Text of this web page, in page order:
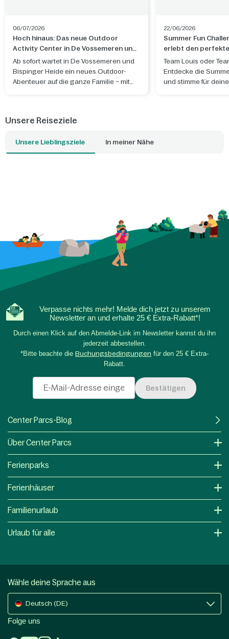
06/07/2026
Hoch hinaus: Das neue Outdoor
Activity Center in De Vossemeren und
Bispinger Heide ist eröffnet
Ab sofort wartet in De Vossemeren und
Bispinger Heide ein neues Outdoor-
Abenteuer auf die ganze Familie – mit
22/06/2026
Summer Fun
erlebt den
Team Louis oder
Entdecke die
und stimme für
Unsere Reiseziele
Unsere Lieblingsziele In meiner Nähe
Verpasse nichts mehr! Melde dich jetzt zu unserem
Newsletter an und erhalte 25 € Extra-Rabatt*!
Durch einen Klick auf den Abmelde-Link im Newsletter kannst du ihn
jederzeit abbestellen.
*Bitte beachte die Buchungsbedingungen für den 25 € Extra-
Rabatt.
Bestätigen
Center Parcs-Blog
Über Center Parcs
Ferienparks
Ferienhäuser
Familienurlaub
Urlaub für alle
Wähle deine Sprache aus
Deutsch (DE)
Folge uns